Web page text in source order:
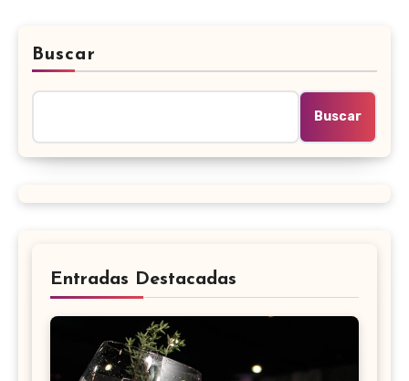
Buscar
Buscar
Entradas Destacadas